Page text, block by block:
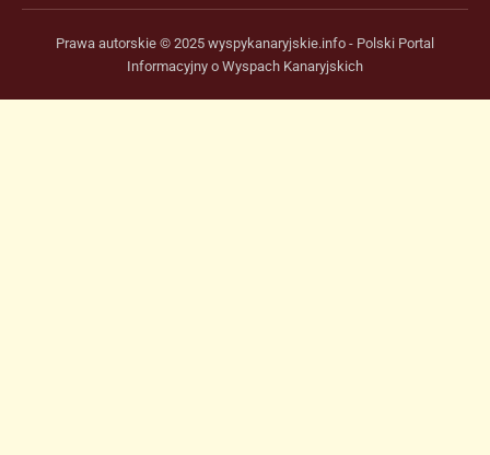
Prawa autorskie © 2025 wyspykanaryjskie.info - Polski Portal
Informacyjny o Wyspach Kanaryjskich